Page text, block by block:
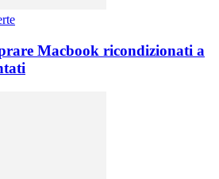
Macbook ricondizionati a